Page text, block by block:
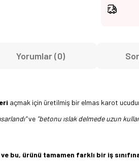
Yorumlar (0)
açmak için üretilmiş bir elmas karot
ve "betonu ıslak delmede uzun
bu, ürünü tamamen farklı bir iş